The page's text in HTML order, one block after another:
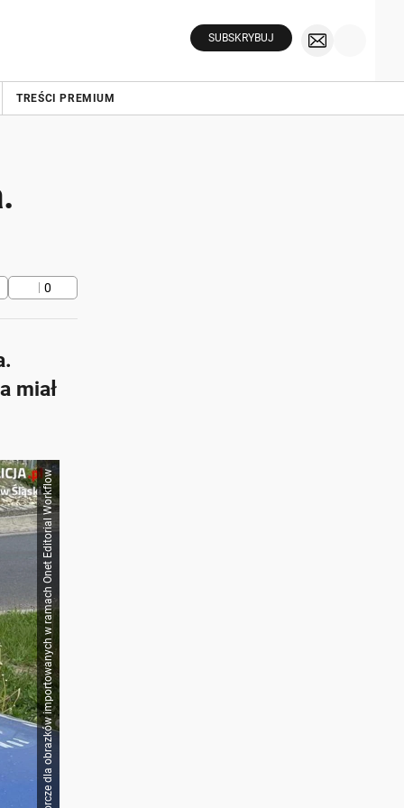
SUBSKRYBUJ
TREŚCI PREMIUM
0
miał
Źródło zbiorcze dla obrazków importowanych w ramach Onet Editorial Workflow